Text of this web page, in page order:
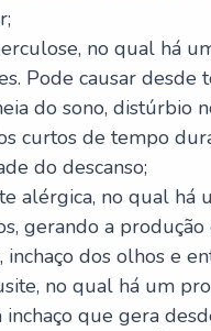
no qual há
Pode causar desde
do sono, distúrbio
curtos de tempo
do descanso;
alérgica, no qual há
gerando a
inchaço dos olhos e
no qual há um
que gera